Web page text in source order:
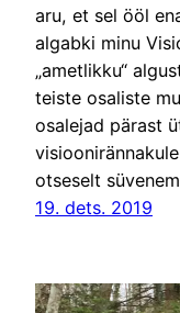
aru, et sel ööl
algabki minu
„ametlikku“
teiste osaliste
osalejad pärast
otseselt
19. dets. 2019